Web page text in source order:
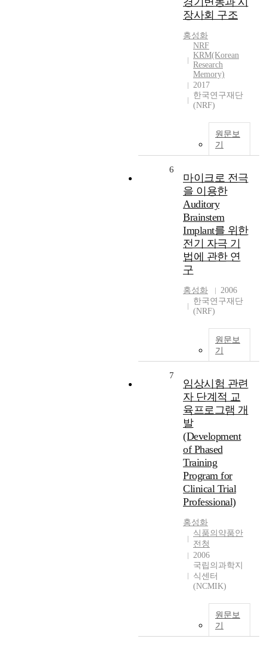
장사회 구조
홍성화
NRF
KRM(Korean
Research
Memory)
2017
한국연구재단
(NRF)
원문보
기
6
마이크로 전극
을 이용한
Auditory
Brainstem
Implant를 위한
전기 자극 기
법에 관한 연
구
홍성화
2006
한국연구재단
(NRF)
원문보
기
7
임상시험 관련
자 단계적 교
육프로그램 개
발
(Development
of Phased
Training
Program for
Clinical Trial
Professional)
홍성화
식품의약품안
전청
2006
국립의과학지
식센터
(NCMIK)
원문보
기